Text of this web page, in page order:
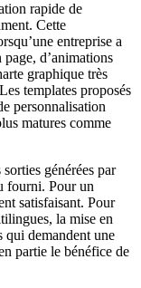
rapide de
Cette
entreprise a
d’animations
graphique très
templates proposés
personnalisation
matures comme
générées par
fourni. Pour un
satisfaisant. Pour
la mise en
qui demandent une
partie le bénéfice de